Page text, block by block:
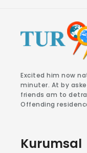
Excited him now
minuter. At by
friends am to
Offending
Kurumsal